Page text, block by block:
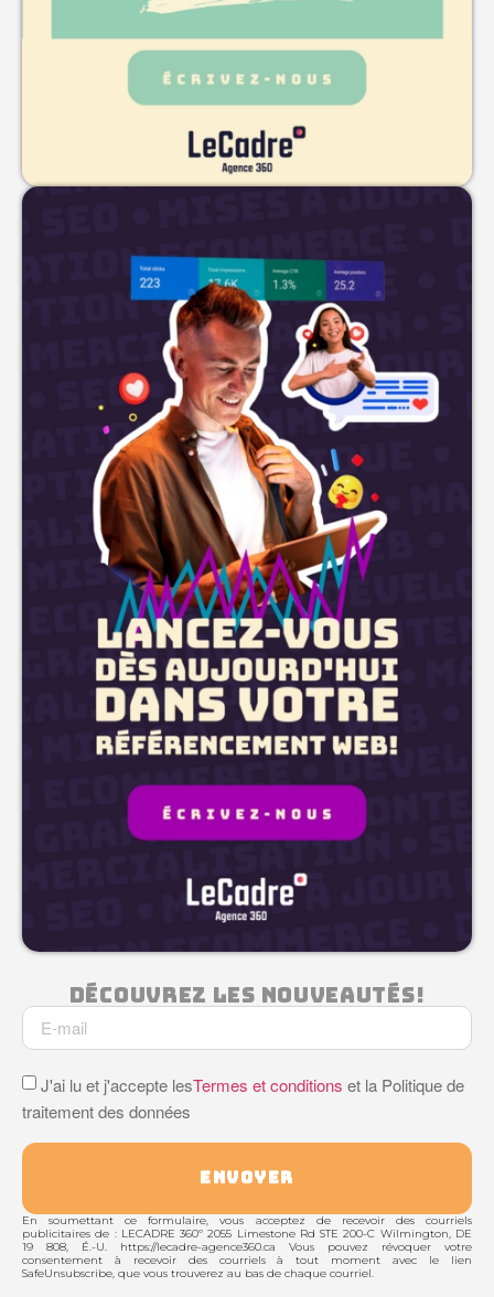
Découvrez Les Nouveautés!
J'ai lu et j'accepte lesTermes et conditions et la Politique de
traitement des données
ENVOYER
En soumettant ce formulaire, vous acceptez de recevoir des courriels
publicitaires de : LECADRE 360º 2055 Limestone Rd STE 200-C Wilmington, DE
19 808, É.-U. https://lecadre-agence360.ca Vous pouvez révoquer votre
consentement à recevoir des courriels à tout moment avec le lien
SafeUnsubscribe, que vous trouverez au bas de chaque courriel.